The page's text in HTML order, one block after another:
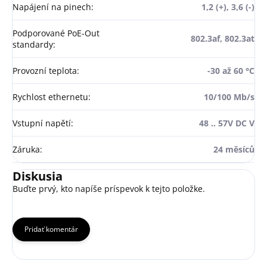
Napájení na pinech: 1,2 (+), 3,6 (-)
Podporované PoE-Out
standardy:
802.3af, 802.3at
Provozní teplota: -30 až 60 °C
Rychlost ethernetu: 10/100 Mb/s
Vstupní napětí: 48 .. 57V DC V
Záruka: 24 měsíců
Diskusia
Buďte prvý, kto napíše príspevok k tejto položke.
Pridať komentár